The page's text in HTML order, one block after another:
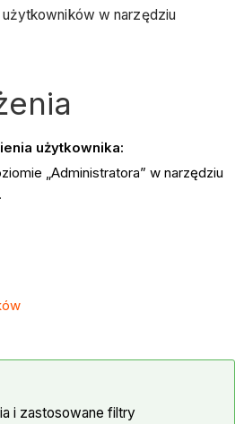
w narzędziu
użytkownika:
„Administratora” w narzędziu
i zastosowane filtry